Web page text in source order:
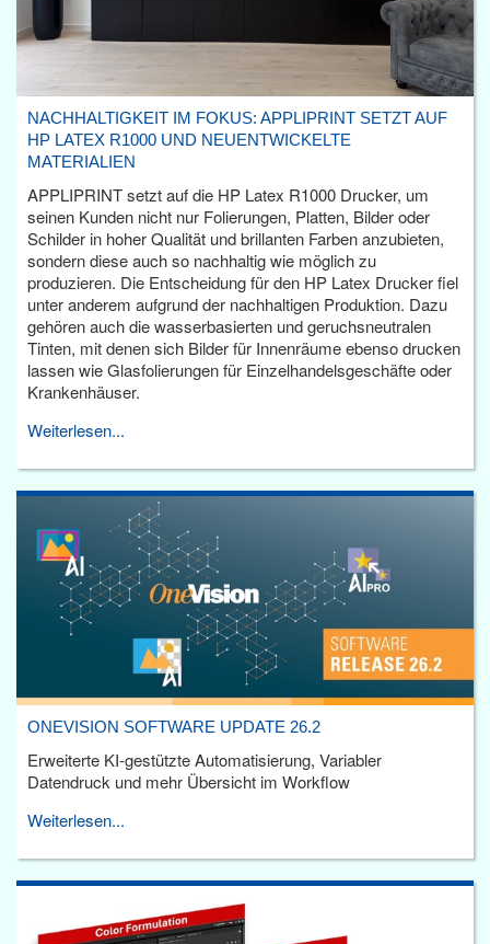
NACHHALTIGKEIT IM FOKUS: APPLIPRINT SETZT AUF
HP LATEX R1000 UND NEUENTWICKELTE
MATERIALIEN
APPLIPRINT setzt auf die HP Latex R1000 Drucker, um
seinen Kunden nicht nur Folierungen, Platten, Bilder oder
Schilder in hoher Qualität und brillanten Farben anzubieten,
sondern diese auch so nachhaltig wie möglich zu
produzieren. Die Entscheidung für den HP Latex Drucker fiel
unter anderem aufgrund der nachhaltigen Produktion. Dazu
gehören auch die wasserbasierten und geruchsneutralen
Tinten, mit denen sich Bilder für Innenräume ebenso drucken
lassen wie Glasfolierungen für Einzelhandelsgeschäfte oder
Krankenhäuser.
Weiterlesen...
ONEVISION SOFTWARE UPDATE 26.2
Erweiterte KI-gestützte Automatisierung, Variabler
Datendruck und mehr Übersicht im Workflow
Weiterlesen...